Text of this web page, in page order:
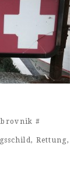
#
, Rettung,